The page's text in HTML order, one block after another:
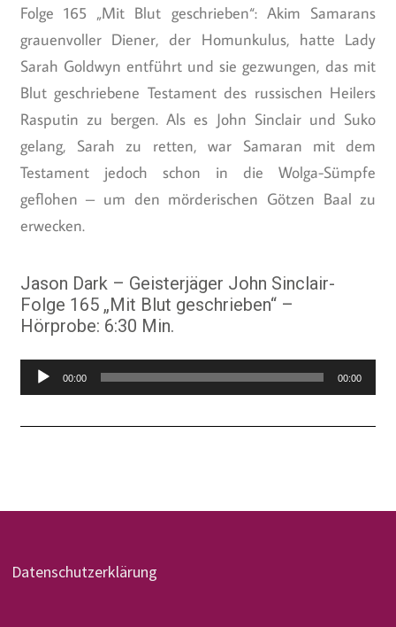
Folge 165 „Mit Blut geschrieben“: Akim Samarans
grauenvoller Diener, der Homunkulus, hatte Lady
Sarah Goldwyn entführt und sie gezwungen, das mit
Blut geschriebene Testament des russischen Heilers
Rasputin zu bergen. Als es John Sinclair und Suko
gelang, Sarah zu retten, war Samaran mit dem
Testament jedoch schon in die Wolga-Sümpfe
geflohen – um den mörderischen Götzen Baal zu
erwecken.
Jason Dark – Geisterjäger John Sinclair-
Folge 165 „Mit Blut geschrieben“ –
Hörprobe: 6:30 Min.
Audio-
Player
00:00 00:00
Datenschutzerklärung